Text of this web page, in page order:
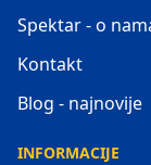
Spektar - o
Kontakt
Blog - najnovije
INFORMACIJE